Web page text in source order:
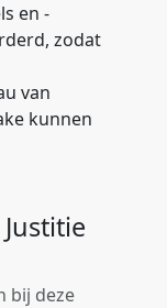
en -
zodat
van
kunnen
bij deze